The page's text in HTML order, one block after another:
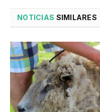
NOTICIAS SIMILARES